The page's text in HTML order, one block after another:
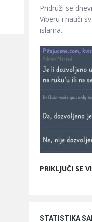
Pridruži se
Viberu i nauči
islama.
PRIKLJUČI SE
STATISTIKA